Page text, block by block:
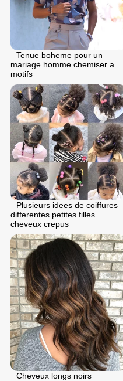
Tenue boheme pour un
mariage homme chemiser a
motifs
Plusieurs idees de coiffures
differentes petites filles
cheveux crepus
Cheveux longs noirs